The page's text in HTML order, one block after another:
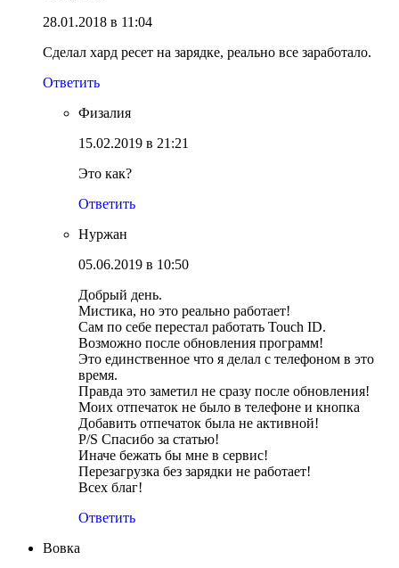
28.01.2018 в 11:04
Сделал хард ресет на зарядке, реально все заработало.
Ответить
Физалия
15.02.2019 в 21:21
Это как?
Ответить
Нуржан
05.06.2019 в 10:50
Добрый день.
Мистика, но это реально работает!
Сам по себе перестал работать Touch ID.
Возможно после обновления программ!
Это единственное что я делал с телефоном в это
время.
Правда это заметил не сразу после обновления!
Моих отпечаток не было в телефоне и кнопка
Добавить отпечаток была не активной!
P/S Спасибо за статью!
Иначе бежать бы мне в сервис!
Перезагрузка без зарядки не работает!
Всех благ!
Ответить
Вовка